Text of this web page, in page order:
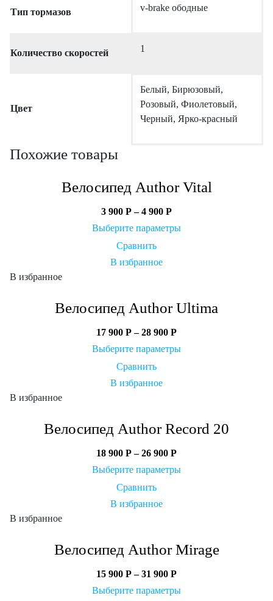
Тип тормазов v-brake ободные
Количество скоростей 1
Цвет
Белый, Бирюзовый,
Розовый, Фиолетовый,
Черный, Ярко-красный
Похожие товары
Велосипед Author Vital
3 900 Р–4 900 Р
Выберите параметры
Сравнить
В избранное
В избранное
Велосипед Author Ultima
17 900 Р–28 900 Р
Выберите параметры
Сравнить
В избранное
В избранное
Велосипед Author Record 20
18 900 Р–26 900 Р
Выберите параметры
Сравнить
В избранное
В избранное
Велосипед Author Mirage
15 900 Р–31 900 Р
Выберите параметры